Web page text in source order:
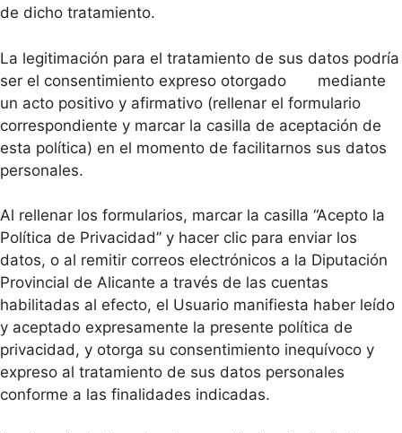
de dicho tratamiento.
La legitimación para el tratamiento de sus datos podría
ser el consentimiento expreso otorgado mediante
un acto positivo y afirmativo (rellenar el formulario
correspondiente y marcar la casilla de aceptación de
esta política) en el momento de facilitarnos sus datos
personales.
Al rellenar los formularios, marcar la casilla “Acepto la
Política de Privacidad” y hacer clic para enviar los
datos, o al remitir correos electrónicos a la Diputación
Provincial de Alicante a través de las cuentas
habilitadas al efecto, el Usuario manifiesta haber leído
y aceptado expresamente la presente política de
privacidad, y otorga su consentimiento inequívoco y
expreso al tratamiento de sus datos personales
conforme a las finalidades indicadas.